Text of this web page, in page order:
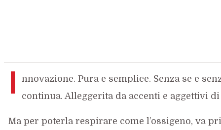
I
nnovazione. Pura e semplice. Senza se e
continua. Alleggerita da accenti e aggettivi
Ma per poterla respirare come l’ossigeno, va